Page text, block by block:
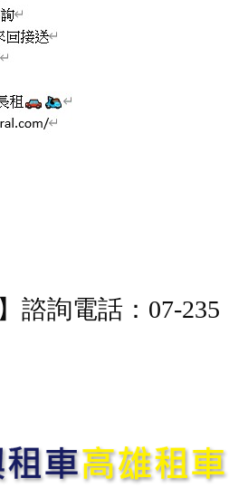
】諮詢電話：07-235